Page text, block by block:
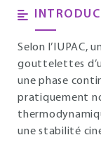
Selon l’IUPAC,
gouttelettes
une phase
pratiquement
une stabilité